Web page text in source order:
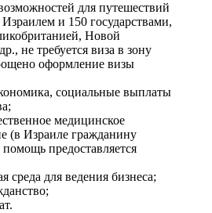
для путешествий
и 150 государствами,
Новой
не требуется виза в зону
оформление визы
социальные выплаты
медицинское
(в Израиле гражданину
предоставляется
среда для ведения бизнеса;